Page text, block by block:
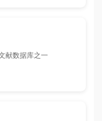
献数据库之一